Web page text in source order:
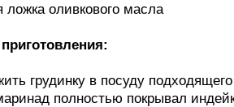
ложка оливкового масла
грудинку в посуду
полностью покрывал